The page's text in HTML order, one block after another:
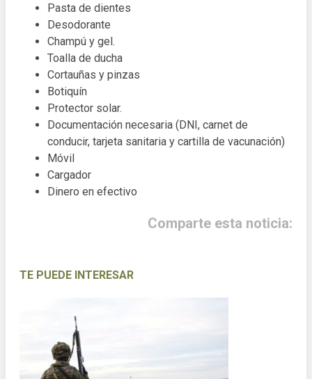
Pasta de dientes
Desodorante
Champú y gel.
Toalla de ducha
Cortauñas y pinzas
Botiquín
Protector solar.
Documentación necesaria (DNI, carnet de
conducir, tarjeta sanitaria y cartilla de vacunación)
Móvil
Cargador
Dinero en efectivo
Comparte esta noticia:
TE PUEDE INTERESAR